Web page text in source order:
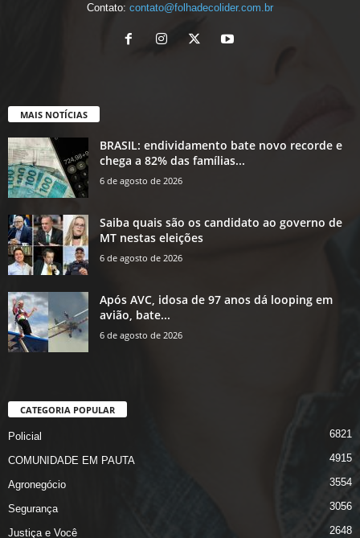
Contato: contato@folhadecolider.com.br
MAIS NOTÍCIAS
BRASIL: endividamento bate novo recorde e
chega a 82% das famílias...
6 de agosto de 2026
Saiba quais são os candidato ao governo de
MT nestas eleições
6 de agosto de 2026
Após AVC, idosa de 97 anos dá looping em
avião, bate...
6 de agosto de 2026
CATEGORIA POPULAR
Policial 6821
COMUNIDADE EM PAUTA 4915
Agronegócio 3554
Segurança 3056
Justiça e Você 2648